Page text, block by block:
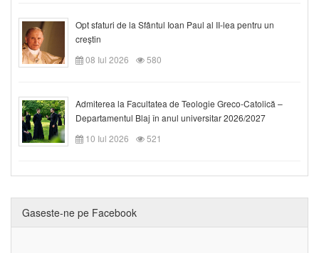
Opt sfaturi de la Sfântul Ioan Paul al II-lea pentru un
creștin
08 Iul 2026
580
Admiterea la Facultatea de Teologie Greco-Catolică –
Departamentul Blaj în anul universitar 2026/2027
10 Iul 2026
521
Gaseste-ne pe Facebook